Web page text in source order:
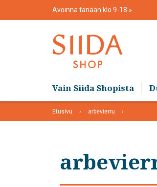
Avoinna tänään klo 9-18
Vain Siida Shopista
Etusivu arbevierru